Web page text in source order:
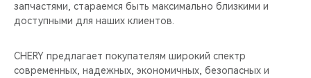
запчастями, стараемся быть максимально близкими и
доступными для наших клиентов.
CHERY предлагает покупателям широкий спектр
современных, надежных, экономичных, безопасных и